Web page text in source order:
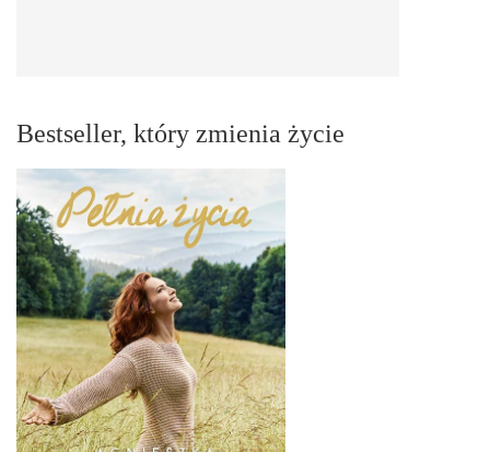
Bestseller, który zmienia życie